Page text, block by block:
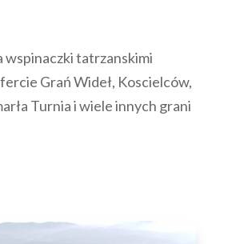
wspinaczki tatrzanskimi
Grań Wideł, Koscielców,
Turnia i wiele innych grani